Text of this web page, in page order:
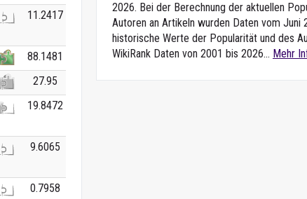
11.2417
88.1481
27.95
19.8472
9.6065
0.7958
2026. Bei der Berechnung der aktuellen
Autoren an Artikeln wurden Daten vom Juni
historische Werte der Popularität und des
WikiRank Daten von 2001 bis 2026... Mehr